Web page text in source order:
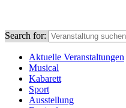
Search for:
Aktuelle Veranstaltungen
Musical
Kabarett
Sport
Ausstellung